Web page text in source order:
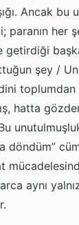
Ancak bu
paranın her
getirdiği
şey /
toplumdan
hatta
döndüm”
aynı